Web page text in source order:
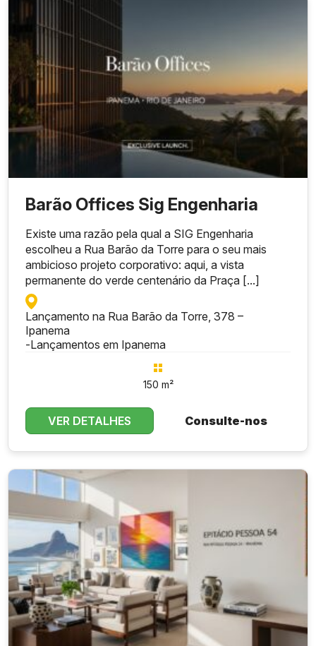
Barão Offices Sig Engenharia
Existe uma razão pela qual a SIG Engenharia
escolheu a Rua Barão da Torre para o seu mais
ambicioso projeto corporativo: aqui, a vista
permanente do verde centenário da Praça [...]
Lançamento na Rua Barão da Torre, 378 –
Ipanema
-Lançamentos em Ipanema
150 m²
VER DETALHES Consulte-nos